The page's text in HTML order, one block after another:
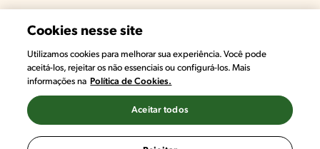
Cookies nesse site
Utilizamos cookies para melhorar sua experiência. Você pode
aceitá-los, rejeitar os não essenciais ou configurá-los. Mais
informações na Política de Cookies.
Aceitar todos